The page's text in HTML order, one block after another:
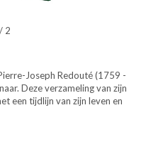
/ 2
Joseph Redouté (1759 -
Deze verzameling van zijn
een tijdlijn van zijn leven en